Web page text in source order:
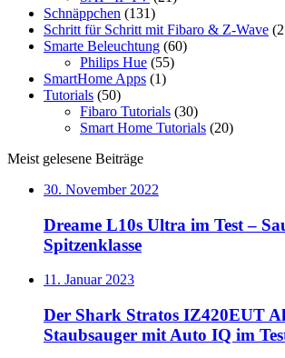
Schnäppchen (131)
Schritt für Schritt mit Fibaro & Z-Wave
Smarte Beleuchtung (60)
Philips Hue (55)
SmartHome Apps (1)
Tutorials (50)
Fibaro Tutorials (30)
Smart Home Tutorials (20)
Meist gelesene Beiträge
30. November 2022
Dreame L10s Ultra im Test –
Spitzenklasse
11. Januar 2023
Der Shark Stratos IZ420EUT
Staubsauger mit Auto IQ im